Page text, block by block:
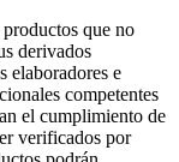
que no
derivados
elaboradores e
competentes
el cumplimiento de
verificados por